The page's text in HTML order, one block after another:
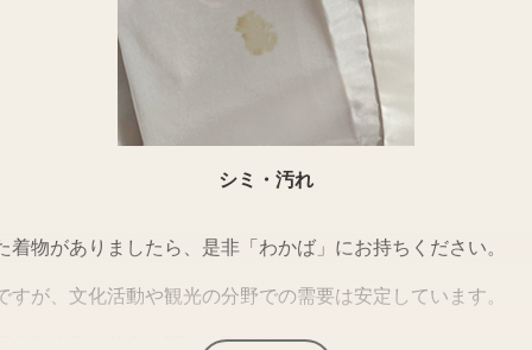
シミ・汚れ
物がありましたら、是非「わかば」にお持ちください。
が、文化活動や観光の分野での需要は安定しています。
観光客や若者の間でも再評価されています。